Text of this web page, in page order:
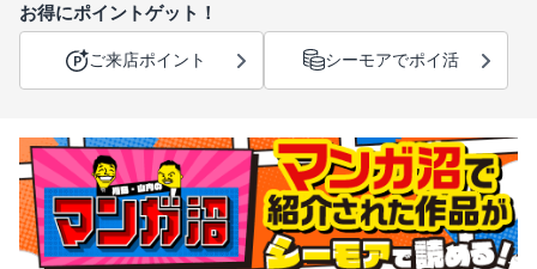
お得にポイントゲット！
ご来店ポイント シーモアでポイ活